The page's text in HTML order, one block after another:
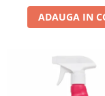
ADAUGA IN